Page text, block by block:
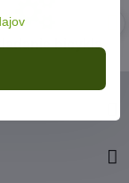
bicykla